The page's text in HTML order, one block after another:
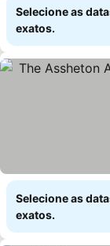
Selecione as
exatos.
Selecione as
exatos.